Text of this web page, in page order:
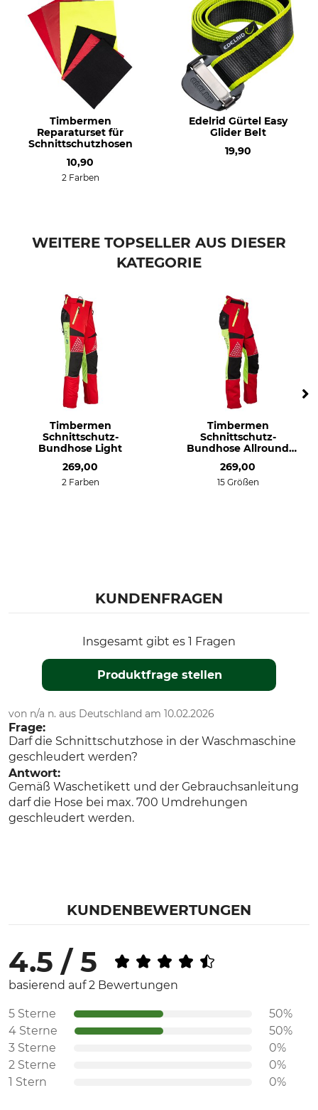
100% Polyurethan
69% Polypropylen
31% Polyester
Waschen
40 °C Buntwäsche
Bleichen
Nicht bleichen
Nicht im Wäschetrockner
trocknen
Bügeln
Nicht bügeln
Professionelle Textilpflege
Nicht trockenreinigen
Timbermen
Reparaturset für
Schnittschutzhosen
10,90
2 Farben
Edelrid Gürtel Easy
Glider Belt
19,90
WEITERE TOPSELLER AUS DIESER
KATEGORIE
Timbermen
Schnittschutz-
Bundhose Light
269,00
2 Farben
Timbermen
Schnittschutz-
Bundhose Allround
269,00
15 Größen
KUNDENFRAGEN
Insgesamt gibt es 1 Fragen
Produktfrage stellen
von n/a n. aus Deutschland am 10.02.2026
Frage:
Darf die Schnittschutzhose in der Waschmaschine
geschleudert werden?
Antwort:
Gemäß Waschetikett und der Gebrauchsanleitung
darf die Hose bei max. 700 Umdrehungen
geschleudert werden.
KUNDENBEWERTUNGEN
4.5 / 5
basierend auf 2 Bewertungen
5 Sterne
50%
4 Sterne
50%
3 Sterne
0%
2 Sterne
0%
1 Stern
0%